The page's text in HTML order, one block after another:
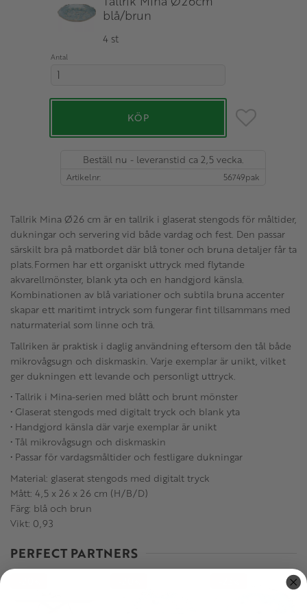
blå/brun
4 st
Antal
KÖP Lägg till i
Beställ nu - leveranstid ca 2,5 vecka.
Artikelnr 56749pak
Tallrik Mina Ø26 cm är en tallrik i glaserat stengods för måltider,
dukningar och servering vid både vardag och fest. Den passar
särskilt bra på matbordet där blå toner och bruna detaljer får ta
plats.Formen har ett organiskt uttryck med flytande
akvarellmönster, blank yta och en handgjord känsla.
Kombinationen av blå variationer och subtila bruna accenter
skapar ett maritimt intryck som fungerar fint tillsammans med
naturmaterial som linne och trä.
Tallriken är praktisk i daglig användning eftersom den tål både
mikrovågsugn och diskmaskin. Varje exemplar är unikt, vilket
ger dukningen ett levande och personligt uttryck.
• Tallrik i Mina-serien med blått och brunt mönster
• Glaserat stengods med digitalt tryck och blank yta
• Handgjord känsla där varje exemplar är unikt
• Tål mikrovågsugn och diskmaskin
• Passar för vardagsmåltider och festligare dukningar
Material: glaserat stengods med digitalt tryck
Mått: 4,5 x 26 x 26 cm (H/B/D)
Färg: blå och brun
Vikt: 0,93
PERFECT PARTNERS